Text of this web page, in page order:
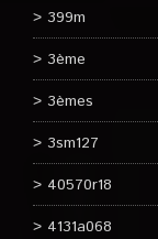
399m
3ème
3èmes
3sm127
40570r18
4131a068